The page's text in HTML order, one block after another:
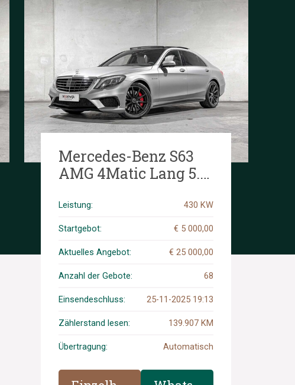
Mercedes-Benz S63
AMG 4Matic Lang 5.5
Klasse, JG-345-H
Leistung: 430 KW
Startgebot: € 5 000,00
Aktuelles Angebot: € 25 000,00
Anzahl der Gebote: 68
Einsendeschluss: 25-11-2025 19:13
Zählerstand lesen: 139.907 KM
Übertragung: Automatisch